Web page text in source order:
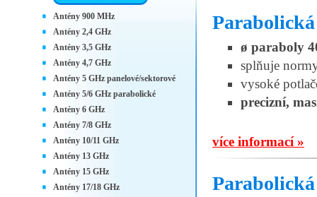
ø paraboly
splňuje
vysoké
precizní,
více informací »
Antény 900 MHz
Antény 2,4 GHz
Antény 3,5 GHz
Antény 4,7 GHz
Antény 5 GHz panelové/sektorové
Antény 5/6 GHz parabolické
Antény 6 GHz
Antény 7/8 GHz
Antény 10/11 GHz
Antény 13 GHz
Antény 15 GHz
Antény 17/18 GHz